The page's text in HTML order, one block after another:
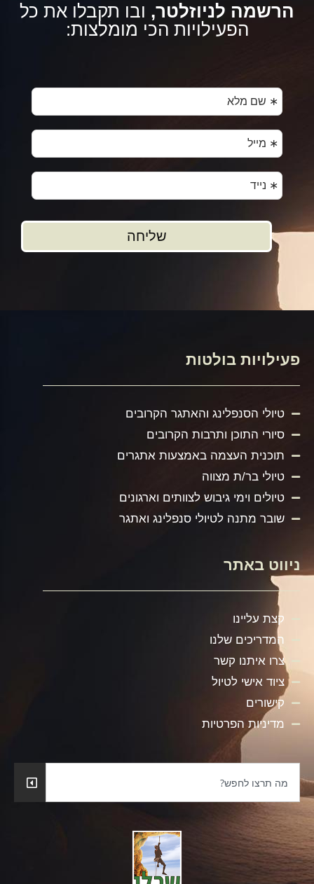
הרשמה לניוזלטר, ובו תקבלו את כל
הפעילויות הכי מומלצות:
פעילויות בולטות
טיולי הסנפלינג והאתגר הקרובים
סיורי התוכן ותרבות הקרובים
תוכנית העצמה באמצעות אתגרים
טיולי בר/ת מצווה
טיולים וימי גיבוש לצוותים וארגונים
שובר מתנה לטיולי סנפלינג ואתגר
ניווט באתר
קצת עליינו
המדריכים שלנו
צרו איתנו קשר
ציוד אישי לטיול
קישורים
מדיניות הפרטיות